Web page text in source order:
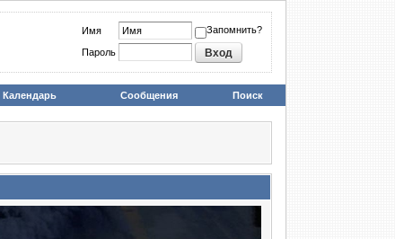
Имя Запомнить?
Пароль
Календарь Сообщения Поиск